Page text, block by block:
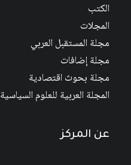
الكتب
المجلات
مجلة المستقبل العربي
مجلة إضافات
مجلة بحوث اقتصادية
المجلة العربية للعلوم السياسية
عن المركز